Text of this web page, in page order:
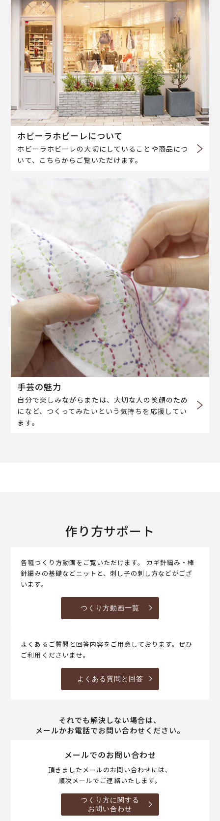
ホビーラホビーレについて
ホビーラホビーレの大切にしていることや商品につ
いて、こちらからご覧いただけます。
手芸の魅力
自分で楽しみながらまたは、大切な人の笑顔のため
になど、つくってみたいという気持ちを応援してい
ます。
作り方サポート
各種つくり方動画をご覧いただけます。 カギ針編み・棒
針編みの基礎などニットと、刺し子の刺し方などがござ
います。
つくり方動画一覧
よくあるご質問と回答内容をご用意しております。ぜひ
ご利用くださいませ。
よくある質問と回答
それでも解決しない場合は、
メールかお電話でお問い合わせください。
メールでのお問い合わせ
頂きましたメールのお問い合わせには、
順次メールでご連絡いたします。
つくり方に関する
お問い合わせ